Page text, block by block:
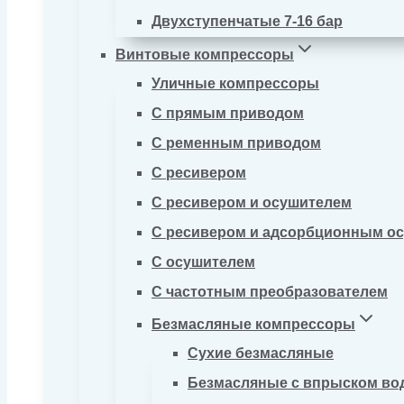
Двухступенчатые 7-16 бар
Винтовые компрессоры
Уличные компрессоры
С прямым приводом
С ременным приводом
С ресивером
С ресивером и осушителем
С ресивером и адсорбционным
С осушителем
С частотным преобразователем
Безмасляные компрессоры
Сухие безмасляные
Безмасляные с впрыском